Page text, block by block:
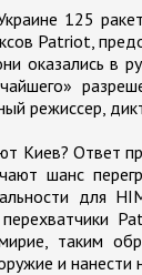
125
Patriot,
оказались в
режиссер,
Киев? Ответ
шанс
для
таким
и нанести